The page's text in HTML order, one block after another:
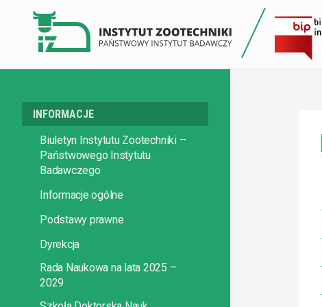
INFORMACJE
Biuletyn Instytutu Zootechniki –
Państwowego Instytutu
Badawczego
Informacje ogólne
Podstawy prawne
Dyrekcja
Rada Naukowa na lata 2025 –
2029